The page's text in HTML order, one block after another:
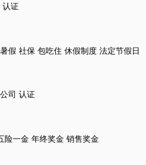
认证
假 社保 包吃住 休假制度 法定节假日
司 认证
险一金 年终奖金 销售奖金